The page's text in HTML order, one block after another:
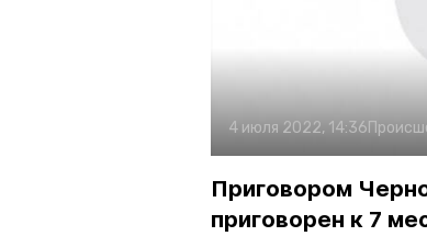
4 июля 2022, 14:36
Приговором
приговорен к 7